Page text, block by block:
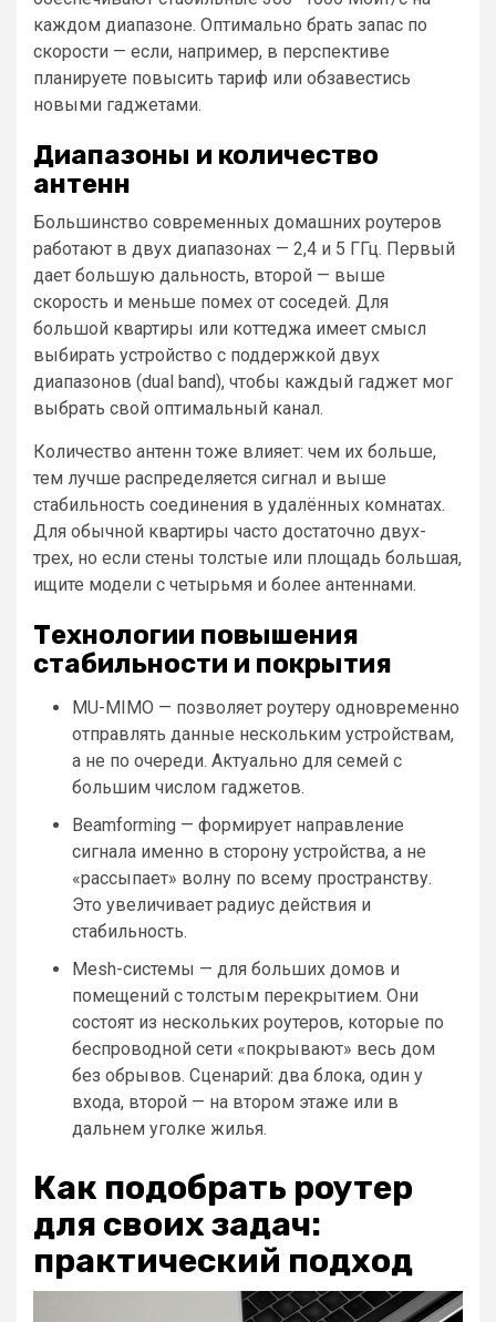
каждом диапазоне. Оптимально брать запас по
скорости — если, например, в перспективе
планируете повысить тариф или обзавестись
новыми гаджетами.
Диапазоны и количество
антенн
Большинство современных домашних роутеров
работают в двух диапазонах — 2,4 и 5 ГГц. Первый
дает большую дальность, второй — выше
скорость и меньше помех от соседей. Для
большой квартиры или коттеджа имеет смысл
выбирать устройство с поддержкой двух
диапазонов (dual band), чтобы каждый гаджет мог
выбрать свой оптимальный канал.
Количество антенн тоже влияет: чем их больше,
тем лучше распределяется сигнал и выше
стабильность соединения в удалённых комнатах.
Для обычной квартиры часто достаточно двух-
трех, но если стены толстые или площадь большая,
ищите модели с четырьмя и более антеннами.
Технологии повышения
стабильности и покрытия
MU-MIMO — позволяет роутеру одновременно
отправлять данные нескольким устройствам,
а не по очереди. Актуально для семей с
большим числом гаджетов.
Beamforming — формирует направление
сигнала именно в сторону устройства, а не
«рассыпает» волну по всему пространству.
Это увеличивает радиус действия и
стабильность.
Mesh-системы — для больших домов и
помещений с толстым перекрытием. Они
состоят из нескольких роутеров, которые по
беспроводной сети «покрывают» весь дом
без обрывов. Сценарий: два блока, один у
входа, второй — на втором этаже или в
дальнем уголке жилья.
Как подобрать роутер
для своих задач:
практический подход